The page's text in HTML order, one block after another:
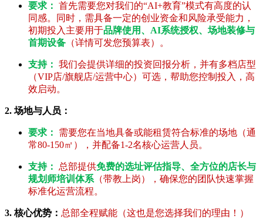
要求： 首先需要您对我们的“AI+教育”模式有高度的认
同感。同时，需具备一定的创业资金和风险承受能力，
初期投入主要用于品牌使用、AI系统授权、场地装修与
首期设备 （详情可发您预算表）。
支持： 我们会提供详细的投资回报分析，并有多档店型
（VIP店/旗舰店/运营中心）可选，帮助您控制投入，高
效启动。
2. 场地与人员：
要求：
需要您在当地具备或能租赁符合标准的场地（通
常80-150㎡），并配备1-2名核心运营人员。
支持： 总部提供免费的选址评估指导、全方位的店长与
规划师培训体系 （带教上岗），确保您的团队快速掌握
标准化运营流程。
3. 核心优势： 总部全程赋能（这也是您选择我们的理由！）